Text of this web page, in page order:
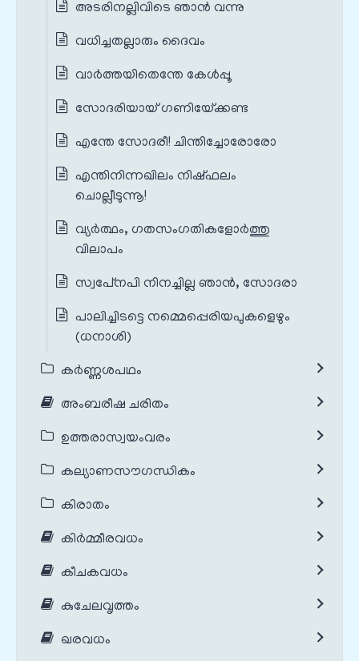
അടരിനല്ലിവിടെ ഞാന്‍ വന്നു
വധിച്ചതല്ലാരും ദൈവം
വാര്‍ത്തയിതെന്തേ കേള്‍പ്പൂ
സോദരിയായ് ഗണിയേ്ക്കണ്ട
എന്തേ സോദരീ! ചിന്തിച്ചോരോരോ
എന്തിനിന്നഖിലം നിഷ്ഫലം
ചൊല്ലീടുന്നൂ!
വ്യര്‍ത്ഥം, ഗതസംഗതികളോര്‍ത്തു
വിലാപം
സ്വപേ്‌നപി നിനച്ചില്ല ഞാന്‍, സോദരാ
പാലിച്ചിടട്ടെ നമ്മെപ്പെരിയപുകളെഴും
(ധനാശി)
കർണ്ണശപഥം
അംബരീഷ ചരിതം
ഉത്തരാസ്വയംവരം
കല്യാണസൗഗന്ധികം
കിരാതം
കിർമ്മീരവധം
കീചകവധം
കുചേലവൃത്തം
ഖരവധം